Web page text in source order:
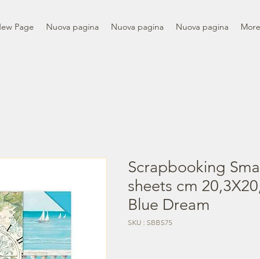
Page Nuova pagina Nuova pagina Nuova pagina More
Scrapbooking
sheets cm
Blue Dream
SKU : SBBS75